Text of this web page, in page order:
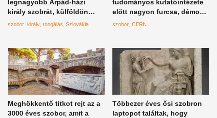
legnagyobb Árpád-házi
király szobrát, külföldön
történt a felháborító eset
szobor király rongálás Szlovákia
tudományos kutatóintézete
előtt nagyon furcsa, démoni
szobor áll, vajon mire utal
szobor CERN
Meghökkentő titkot rejt az a
3000 éves szobor, amit a
Többezer éves ősi szobron
laptopot találtak, hogy